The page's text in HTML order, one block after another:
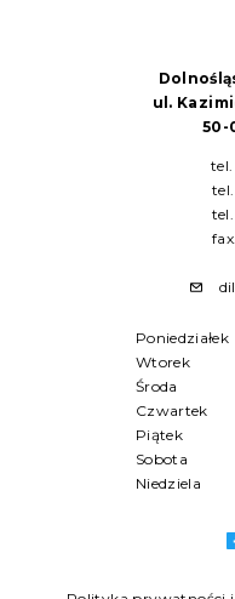
ul.
50-
Poniedziałek
Wtorek
Środa
Czwartek
Piątek
Sobota
Niedziela